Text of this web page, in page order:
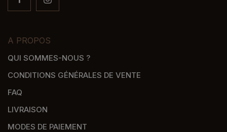
A PROPOS
QUI SOMMES-NOUS ?
CONDITIONS GÉNÉRALES DE VENTE
FAQ
LIVRAISON
MODES DE PAIEMENT